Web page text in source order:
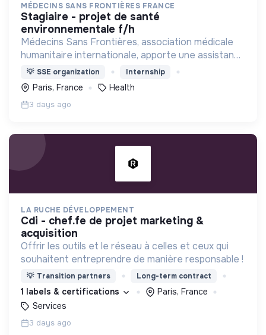
MÉDECINS SANS FRONTIÈRES FRANCE
stagiaire - projet de santé
environnementale f/h
Médecins Sans Frontières, association médicale
humanitaire internationale, apporte une assistance
médicale à des populations dont la vie est
menacée.
💡 SSE organization Internship
Paris, France Health
3 days ago
LA RUCHE DÉVELOPPEMENT
cdi - chef.fe de projet marketing &
acquisition
Offrir les outils et le réseau à celles et ceux qui
souhaitent entreprendre de manière responsable !
💡 Transition partners Long-term contract
1 labels & certifications
Paris, France
Services
3 days ago